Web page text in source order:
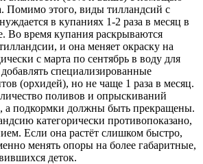
Помимо этого, виды тилландсий с
в купаниях 1-2 раза в месяц в
Во время купания раскрываются
и она меняет окраску на
с марта по сентябрь в воду для
специализированные
(орхидей), но не чаще 1 раза в месяц.
поливов и опрыскиваний
а подкормки должны быть прекращены.
категорически противопоказано,
Если она растёт слишком быстро,
менять опоры на более габаритные,
деток.